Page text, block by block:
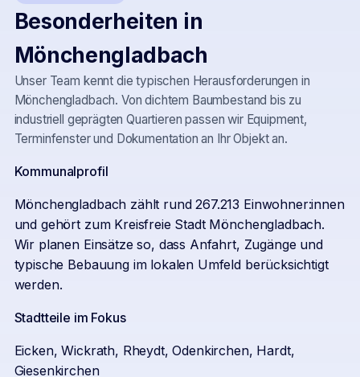
Besonderheiten in
Mönchengladbach
Unser Team kennt die typischen Herausforderungen in
Mönchengladbach. Von dichtem Baumbestand bis zu
industriell geprägten Quartieren passen wir Equipment,
Terminfenster und Dokumentation an Ihr Objekt an.
Kommunalprofil
Mönchengladbach zählt rund 267.213 Einwohner:innen
und gehört zum Kreisfreie Stadt Mönchengladbach.
Wir planen Einsätze so, dass Anfahrt, Zugänge und
typische Bebauung im lokalen Umfeld berücksichtigt
werden.
Stadtteile im Fokus
Eicken, Wickrath, Rheydt, Odenkirchen, Hardt,
Giesenkirchen